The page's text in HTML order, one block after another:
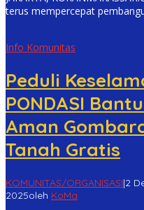
terus mempercepat
Info Komunitas
Peduli
PONDASI
Aman
Tanah Gratis
KOMUNITAS/ORGANISASI|2
2025oleh KoMa